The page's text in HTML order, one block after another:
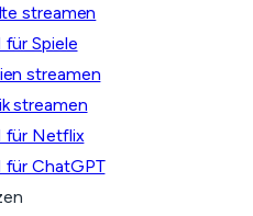
streamen
für Spiele
streamen
streamen
für Netflix
für ChatGPT